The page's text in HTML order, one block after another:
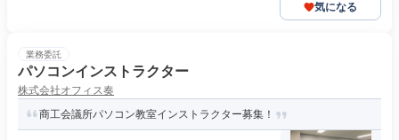
気になる
業務委託
パソコンインストラクター
株式会社オフィス奏
商工会議所パソコン教室インストラクター募集！